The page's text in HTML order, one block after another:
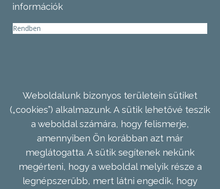
információk
Rendben
Weboldalunk bizonyos területein sütiket
(„cookies”) alkalmazunk. A sütik lehetővé teszik
a weboldal számára, hogy felismerje,
amennyiben Ön korábban azt már
meglátogatta. A sütik segítenek nekünk
megérteni, hogy a weboldal melyik része a
legnépszerűbb, mert látni engedik, hogy